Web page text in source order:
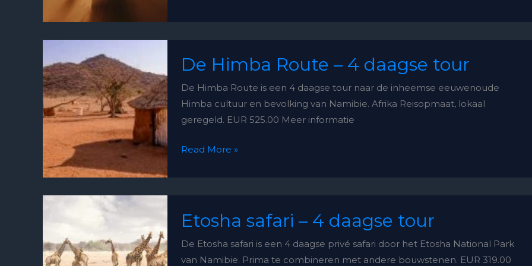
De Himba Route – 4 daagse tour
De Himba Route is een 4 daagse tour naar de inheemse eeuwenoude
Himba cultuur en bevolking van Namibie. Afrika Reisopmaat, lokaal
geregeld. EUR 525.00 Meer informatie
Himba
daagse
Read More »
Etosha safari – 4 daagse tour
De Etosha safari is een 4 daagse privé safari door het Etosha National Park
van Namibie. Prima te combineren met andere bouwstenen. EUR 319.00
safari
4